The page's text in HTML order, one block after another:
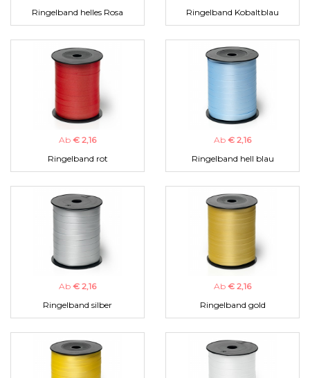
Ringelband helles Rosa
Ringelband Kobaltblau
Ab € 2,16
Ringelband rot
Ab € 2,16
Ringelband hell blau
Ab € 2,16
Ringelband silber
Ab € 2,16
Ringelband gold